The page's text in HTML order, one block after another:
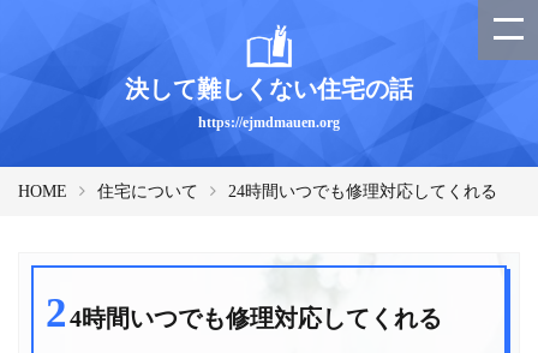
決して難しくない住宅の話
https://ejmdmauen.org
HOME 住宅について 24時間いつでも修理対応してくれる
24時間いつでも修理対応してくれる